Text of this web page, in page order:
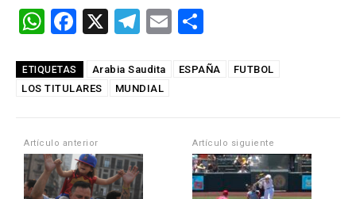
W
at
s
p
p
F
ce
b
o
k
X
T
e
gr
m
E
ail m
tir
ETIQUETAS Arabia Saudita ESPAÑA
FUTBOL
LOS TITULARES
MUNDIAL
Artículo anterior Artículo siguiente